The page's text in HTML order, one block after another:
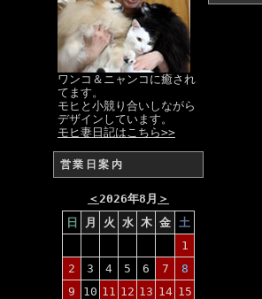
ワンコ＆ニャンコに癒され
てます。
モヒと小競り合いしながら
デザインしています。
モヒ妻日記はこちら>>
営業日案内
＜2026年8月 ＞
日
月 火 水 木 金 土
1
2
3 4 5 6 7
8
9
10 11 12 13 14 15